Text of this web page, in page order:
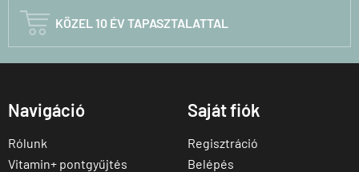
 KÖZEL 10 ÉV TAPASZTALATTAL
Navigáció
Rólunk
Vitamin+ pontgyűjtés
Saját fiók
Regisztráció
Belépés